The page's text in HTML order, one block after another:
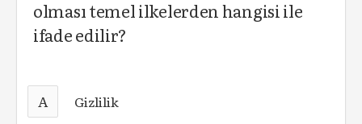
olması temel ilkelerden hangisi ile
ifade edilir?
A Gizlilik